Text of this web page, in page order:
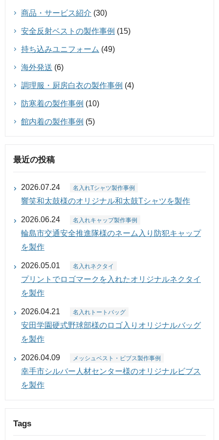
商品・サービス紹介 (30)
安全反射ベストの製作事例 (15)
持ち込みユニフォーム (49)
海外発送 (6)
調理服・厨房白衣の製作事例 (4)
防寒着の製作事例 (10)
館内着の製作事例 (5)
最近の投稿
2026.07.24 名入れTシャツ製作事例
響笑和太鼓様のオリジナル和太鼓Tシャツを製作
2026.06.24 名入れキャップ製作事例
輪島市交通安全推進隊様のネーム入り防犯キャップ
を製作
2026.05.01 名入れネクタイ
プリントでロゴマークを入れたオリジナルネクタイ
を製作
2026.04.21 名入れトートバッグ
安田学園硬式野球部様のロゴ入りオリジナルバッグ
を製作
2026.04.09 メッシュベスト・ビブス製作事例
幸手市シルバー人材センター様のオリジナルビブス
を製作
Tags